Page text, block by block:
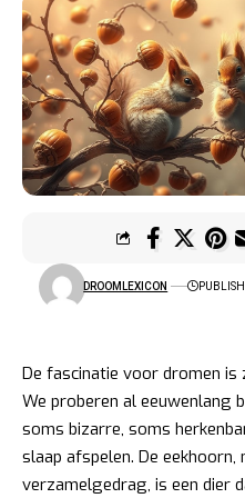
DROOMLEXICON
De fascinatie voor dromen is
We proberen al eeuwenlang
soms bizarre, soms
slaap afspelen. De
verzamelgedrag, is een dier